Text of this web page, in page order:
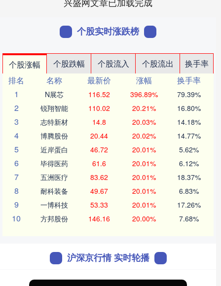
个股实时涨跌榜
个股涨幅 个股跌幅 个股流入 个股流出
换手率
排名
名称 最新价 涨幅
换手率
1
N展芯 116.52 396.89% 79.39%
2 锐翔智能 110.02 20.21% 16.80%
3 志特新材 14.8 20.03% 14.18%
4 博腾股份 20.44 20.02% 14.77%
5 近岸蛋白 46.72 20.01% 5.62%
6 毕得医药 61.6 20.01% 6.12%
7 五洲医疗 83.62 20.01% 18.37%
8 耐科装备 49.67 20.01% 6.83%
9 一博科技 53.33 20.01% 17.26%
10 方邦股份 146.16 20.00% 7.68%
沪深京行情 实时轮播